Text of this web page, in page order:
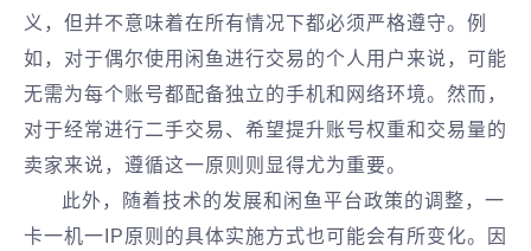
义，但并不意味着在所有情况下都必须严格遵守。例
如，对于偶尔使用闲鱼进行交易的个人用户来说，可能
无需为每个账号都配备独立的手机和网络环境。然而，
对于经常进行二手交易、希望提升账号权重和交易量的
卖家来说，遵循这一原则则显得尤为重要。
此外，随着技术的发展和闲鱼平台政策的调整，一
卡一机一IP原则的具体实施方式也可能会有所变化。因